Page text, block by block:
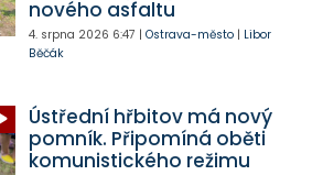
nového asfaltu
4. srpna 2026 6:47 | Ostrava-město| Libor
Běčák
Ústřední hřbitov má nový
pomník. Připomíná oběti
komunistického režimu